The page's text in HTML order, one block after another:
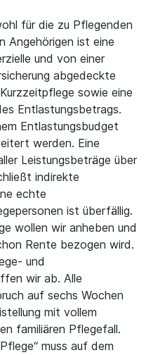
für die zu Pflegenden
Angehörigen ist eine
und von einer
abgedeckte
sowie eine
Entlastungsbetrags.
Entlastungsbudget
werden. Eine
Leistungsbeträge über
indirekte
echte
ist überfällig.
wollen wir anheben und
Rente bezogen wird.
und
wir ab. Alle
auf sechs Wochen
mit vollem
familiären Pflegefall.
muss auf dem